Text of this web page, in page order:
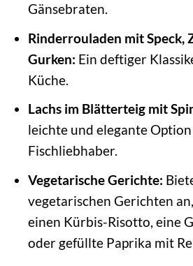
Gänsebraten.
Rinderrouladen mit Speck,
Gurken: Ein deftiger
Küche.
Lachs im Blätterteig mit
leichte und elegante
Fischliebhaber.
Vegetarische Gerichte:
vegetarischen Gerichten
einen Kürbis-Risotto, eine
oder gefüllte Paprika mit